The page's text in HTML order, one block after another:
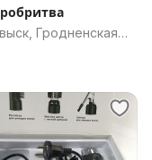
Гродненская